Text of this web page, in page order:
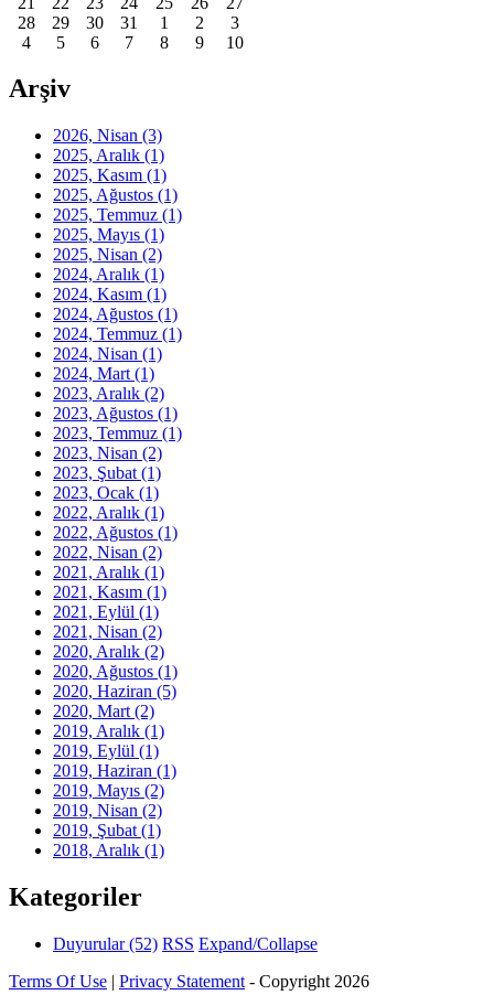
28
29 30 31 1 2
3
4
5 6 7 8 9 10
Arşiv
2026, Nisan (3)
2025, Aralık (1)
2025, Kasım (1)
2025, Ağustos (1)
2025, Temmuz (1)
2025, Mayıs (1)
2025, Nisan (2)
2024, Aralık (1)
2024, Kasım (1)
2024, Ağustos (1)
2024, Temmuz (1)
2024, Nisan (1)
2024, Mart (1)
2023, Aralık (2)
2023, Ağustos (1)
2023, Temmuz (1)
2023, Nisan (2)
2023, Şubat (1)
2023, Ocak (1)
2022, Aralık (1)
2022, Ağustos (1)
2022, Nisan (2)
2021, Aralık (1)
2021, Kasım (1)
2021, Eylül (1)
2021, Nisan (2)
2020, Aralık (2)
2020, Ağustos (1)
2020, Haziran (5)
2020, Mart (2)
2019, Aralık (1)
2019, Eylül (1)
2019, Haziran (1)
2019, Mayıs (2)
2019, Nisan (2)
2019, Şubat (1)
2018, Aralık (1)
Kategoriler
Duyurular(52) RSS Expand/Collapse
Terms Of Use | Privacy Statement - Copyright 2026